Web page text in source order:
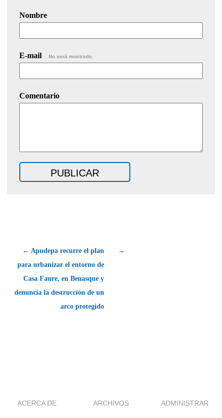
Nombre
E-mail No será mostrado.
Comentario
← Apudepa recurre el plan
para urbanizar el entorno de
Casa Faure, en Benasque y
denuncia la destrucción de un
arco protegido
→
ACERCA DE ARCHIVOS ADMINISTRAR